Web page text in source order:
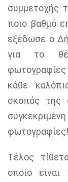
συμμετοχής
ποιο βαθμό
εξέδωσε ο
για το
φωτογραφίες
κάθε
σκοπός της
φωτογραφίες!
Τέλος
οποίο είναι